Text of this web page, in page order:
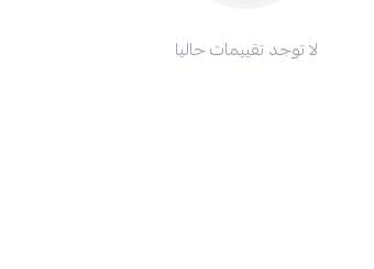
لا توجد تقييمات حاليا